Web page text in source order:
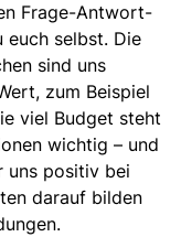
Frage-Antwort-
euch selbst. Die
sind uns
zum Beispiel
viel Budget steht
wichtig – und
uns positiv bei
darauf bilden